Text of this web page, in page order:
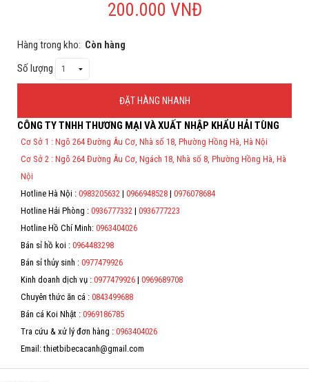
200.000 VNĐ
Hàng trong kho: Còn hàng
Số lượng
ĐẶT HÀNG NHANH
Thông Tin Đặt Hàng
Theo Nghị định 123/2020/NĐ-CP và nghị định 70/2025/NĐ-CP về việc
thực hiện lập Hóa Đơn Điện Tử bán hàng và cung cấp dịch vụ cho
người mua bắt buộc phải thế hiện đầy đủ thông tin: họ tên, địa chỉ, mã
CÔNG TY TNHH THƯƠNG MẠI VÀ XUẤT NHẬP KHẨU HẢI TÙNG
Cơ Sở 1 : Ngõ 264 Đường Âu Cơ, Nhà số 18, Phường Hồng Hà, Hà Nội
Cơ Sở 2 : Ngõ 264 Đường Âu Cơ, Ngách 18, Nhà số 8, Phường Hồng Hà, Hà
Nội
Hotline Hà Nội : 0983205632| 0966948528| 0976078684
Hotline Hải Phòng : 0936777332| 0936777223
Hotline Hồ Chí Minh: 0963404026
Bán sỉ hồ koi : 0964483298
Bán sỉ thủy sinh : 0977479926
Kinh doanh dịch vụ : 0977479926| 0969689708
Chuyên thức ăn cá : 0843499688
Bán cá Koi Nhật : 0969186785
Tra cứu & xử lý đơn hàng : 0963404026
Email: thietbibecacanh@gmail.com
Hỗ trợ